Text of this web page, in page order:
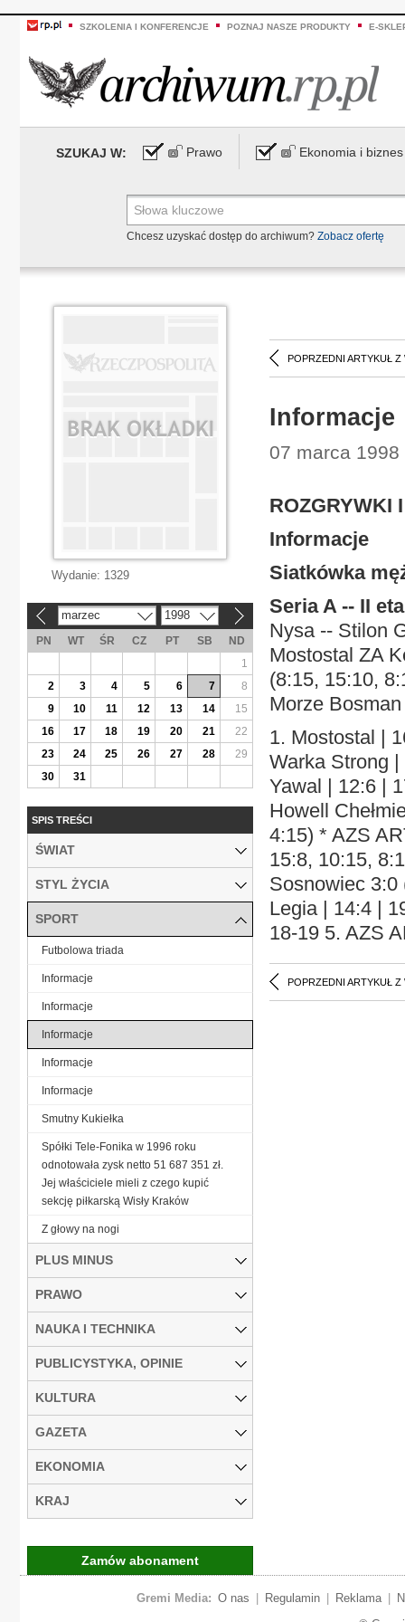
SZKOLENIA I KONFERENCJE POZNAJ NASZE PRODUKTY E-
SZUKAJ W: Prawo Ekonomia i biznes
Chcesz uzyskać dostęp do archiwum? Zobacz ofertę
POPRZEDNI ARTYKUŁ Z
Informacje
07 marca 1998
ROZGRYWKI
Informacje
Siatkówka
Seria A -- II
Nysa -- Stilon
Mostostal ZA
(8:15, 15:10,
Morze
1. Mostostal |
Warka Strong
Yawal | 12:6 |
Howell
4:15) * AZS
15:8, 10:15,
Sosnowiec 3:0
Legia | 14:4 |
18-19 5. AZS
POPRZEDNI ARTYKUŁ Z
Wydanie: 1329
marzec 1998
PN WT ŚR CZ PT SB
ND
1
2
3 4 5 6 7
8
9
10 11 12 13 14
15
16
17 18 19 20 21
22
23
24 25 26 27 28
29
30
31
SPIS TREŚCI
ŚWIAT
STYL ŻYCIA
SPORT
Futbolowa triada
Informacje
Informacje
Informacje
Informacje
Informacje
Smutny Kukiełka
Spółki Tele-Fonika w 1996 roku
odnotowała zysk netto 51 687 351 zł.
Jej właściciele mieli z czego kupić
sekcję piłkarską Wisły Kraków
Z głowy na nogi
PLUS MINUS
PRAWO
NAUKA I TECHNIKA
PUBLICYSTYKA, OPINIE
KULTURA
GAZETA
EKONOMIA
KRAJ
Zamów abonament
Gremi Media: O nas Regulamin Reklama